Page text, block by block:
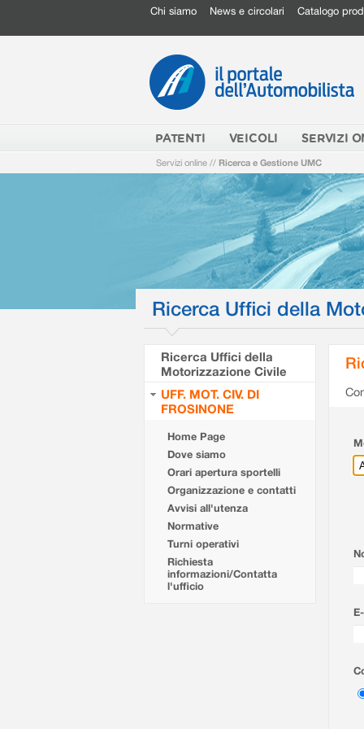
Chi siamo News e circolari Catalogo
PATENTI VEICOLI SERVIZI
Servizi online // Ricerca e Gestione UMC
Ricerca Uffici della
Ricerca Uffici della
Motorizzazione Civile
UFF. MOT. CIV. DI
FROSINONE
Home Page
Dove siamo
Orari apertura sportelli
Organizzazione e contatti
Avvisi all'utenza
Normative
Turni operativi
Richiesta
informazioni/Contatta
l'ufficio